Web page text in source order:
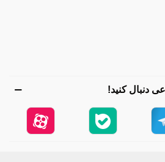
دنبال کنید!